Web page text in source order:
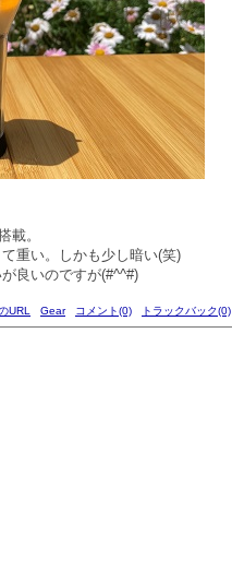
載。
重い。しかも少し暗い(笑)
良いのですが(#^^#)
URL Gear コメント(0) トラックバック(0)